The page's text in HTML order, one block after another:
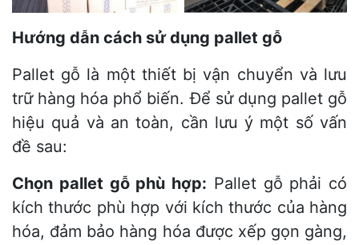
Hướng dẫn cách sử dụng pallet gỗ
Pallet gỗ là một thiết bị vận chuyển và lưu
trữ hàng hóa phổ biến. Để sử dụng pallet gỗ
hiệu quả và an toàn, cần lưu ý một số vấn
đề sau:
Chọn pallet gỗ phù hợp: Pallet gỗ phải có
kích thước phù hợp với kích thước của hàng
hóa, đảm bảo hàng hóa được xếp gọn gàng,